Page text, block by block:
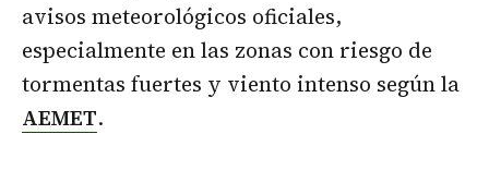
avisos meteorológicos oficiales,
especialmente en las zonas con riesgo de
tormentas fuertes y viento intenso según la
AEMET.